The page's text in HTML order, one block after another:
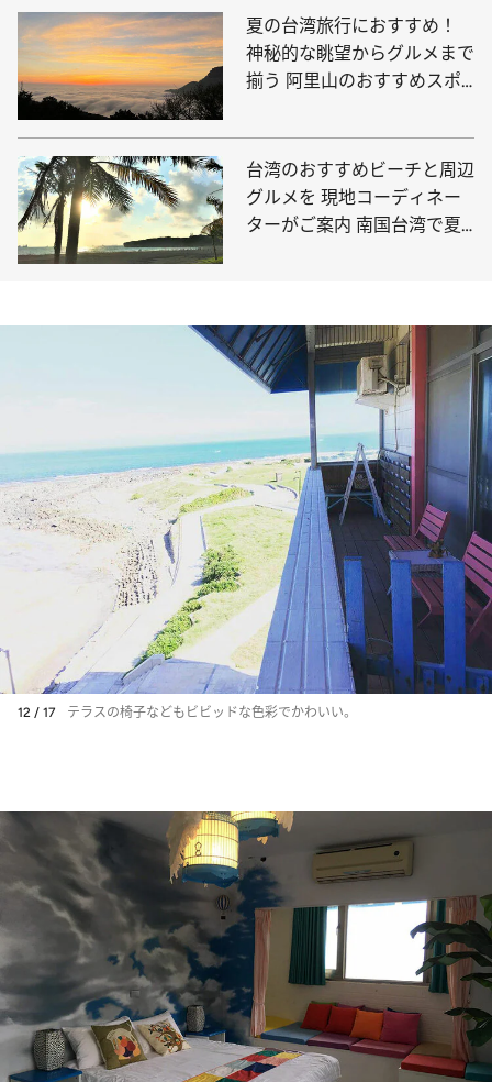
夏の台湾旅行におすすめ！
神秘的な眺望からグルメまで
揃う 阿里山のおすすめスポ
台湾のおすすめビーチと周辺
グルメを 現地コーディネー
ターがご案内 南国台湾で夏
12 / 17 テラスの椅子などもビビッドな色彩でかわいい。